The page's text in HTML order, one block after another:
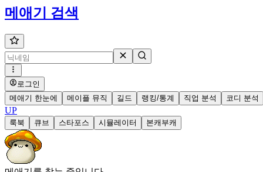
메애기 검색
로그인
메애기 한눈에
메이플 뮤직 길드 랭킹/통계 직업 분석 코디 분석
UP
룩북 큐브 스타포스 시뮬레이터 본캐부캐